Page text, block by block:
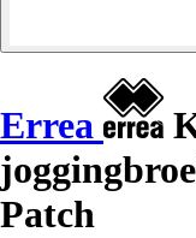
Errea
Patch